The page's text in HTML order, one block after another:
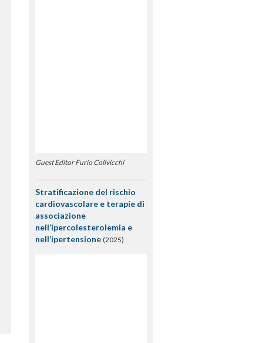
Guest Editor Furio Colivicchi
Stratificazione del rischio
cardiovascolare e terapie di
associazione
nell’ipercolesterolemia e
nell’ipertensione (2025)